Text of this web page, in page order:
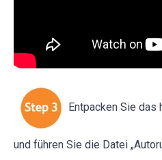
Entpacken Sie das
und führen Sie die Datei